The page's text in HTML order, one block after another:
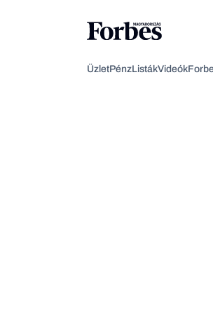
ÜzletPénzListákVideók